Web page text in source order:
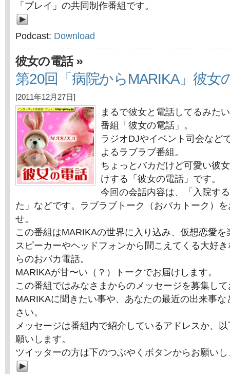
「プレイ」の共同制作番組です。
Podcast: Download
彼女の電話»
第20回「病院からMARIKA」彼女
[2011年12月27日]
まるで彼女と電話してるみた
番組「彼女の電話」。
ラジオDJやイベント司会など
よるラブラブ番組。
ちょっとバカだけど可愛い彼
けする「彼女の電話」です。
今回の会話内容は、「入院す
た」などです。ラブラブトーク（おバカトーク）
せ。
この番組はMARIKAの世界に入り込み、仮想恋愛
スピーカーやヘッドフォンから聞こえてくる大好
らのおバカ電話。
MARIKAが甘〜い（？）トークでお届けします。
この番組ではみなさまからのメッセージを募集し
MARIKAに聞きたい事や、あなたの最近の出来事
さい。
メッセージは番組内で紹介しているアドレスか、
願いします。
ツイッターの方は下のつぶやくボタンからお願い